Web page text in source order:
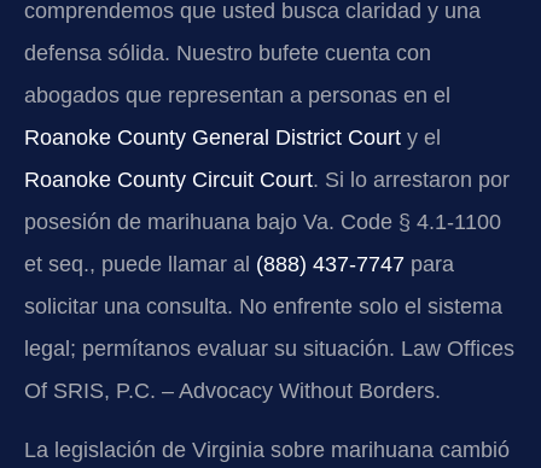
comprendemos que usted busca claridad y una
defensa sólida. Nuestro bufete cuenta con
abogados que representan a personas en el
Roanoke County General District Court y el
Roanoke County Circuit Court. Si lo arrestaron por
posesión de marihuana bajo Va. Code § 4.1-1100
et seq., puede llamar al (888) 437-7747 para
solicitar una consulta. No enfrente solo el sistema
legal; permítanos evaluar su situación. Law Offices
Of SRIS, P.C. – Advocacy Without Borders.
La legislación de Virginia sobre marihuana cambió